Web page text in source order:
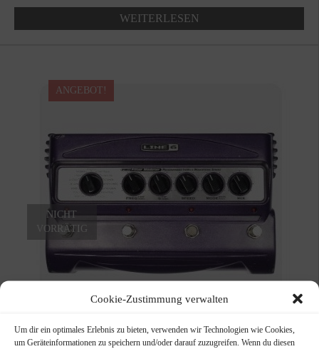
Cookie-Zustimmung verwalten
Um dir ein optimales Erlebnis zu bieten, verwenden wir Technologien wie Cookies,
um Geräteinformationen zu speichern und/oder darauf zuzugreifen. Wenn du diesen
Preis
war:
Preis
ist:
WEITERLESEN
Line6 FM4 Modeler Stompbox
ANGEBOT!
NICHT
VORRÄTIG